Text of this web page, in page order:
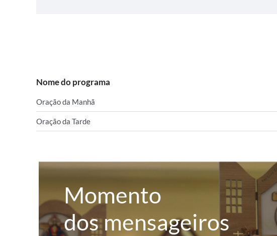
Nome do programa
Oração da Manhã
Oração da Tarde
Momento
dos mensageiros